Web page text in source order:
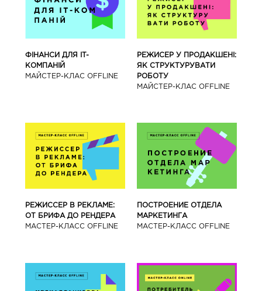
ФІНАНСИ ДЛЯ IT-
КОМПАНІЙ
МАЙСТЕР-КЛАС OFFLINE
РЕЖИСЕР У ПРОДАКШЕНІ:
ЯК СТРУКТУРУВАТИ
РОБОТУ
МАЙСТЕР-КЛАС OFFLINE
РЕЖИССЕР В РЕКЛАМЕ:
ОТ БРИФА ДО РЕНДЕРА
МАСТЕР-КЛАСС OFFLINE
ПОСТРОЕНИЕ ОТДЕЛА
МАРКЕТИНГА
МАСТЕР-КЛАСС OFFLINE